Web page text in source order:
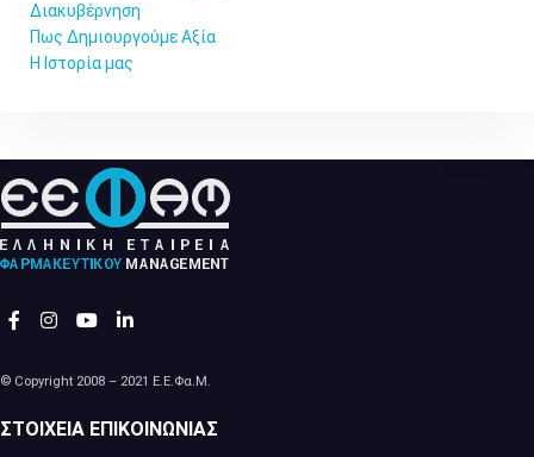
Διακυβέρνηση
Πως Δημιουργούμε Αξία
Η Ιστορία μας
© Copyright 2008 – 2021 Ε.Ε.Φα.Μ.
ΣΤΟΙΧΕΊΑ ΕΠΙΚΟΙΝΩΝΊΑΣ